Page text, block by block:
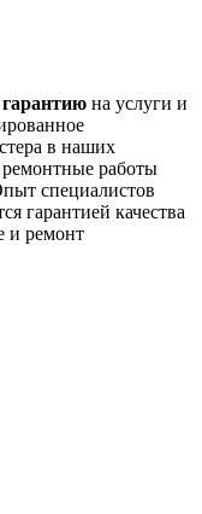
на услуги и
в наших
работы
специалистов
гарантией качества
и ремонт